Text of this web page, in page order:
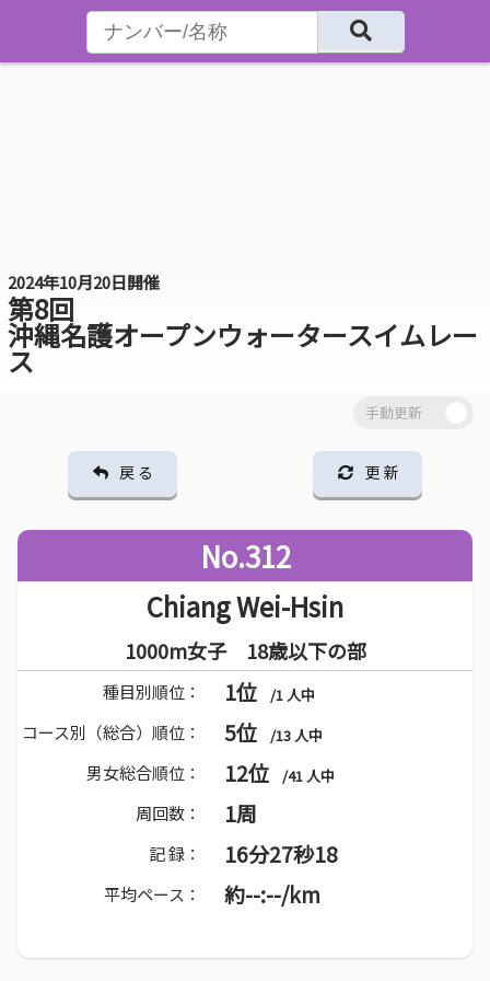
2024年10月20日開催
第8回
沖縄名護オープンウォータースイムレー
ス
戻 る 更 新
No.312
Chiang Wei-Hsin
1000m女子 18歳以下の部
種目別順位： 1位 /1 人中
コース別（総合）順位： 5位 /13 人中
男女総合順位： 12位 /41 人中
周回数： 1周
記 録： 16分27秒18
平均ペース： 約--:--/km